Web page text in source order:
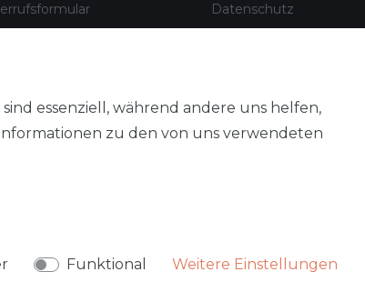
Datenschutz
essenziell, während andere uns helfen,
zu den von uns verwendeten
Funktional Weitere Einstellungen